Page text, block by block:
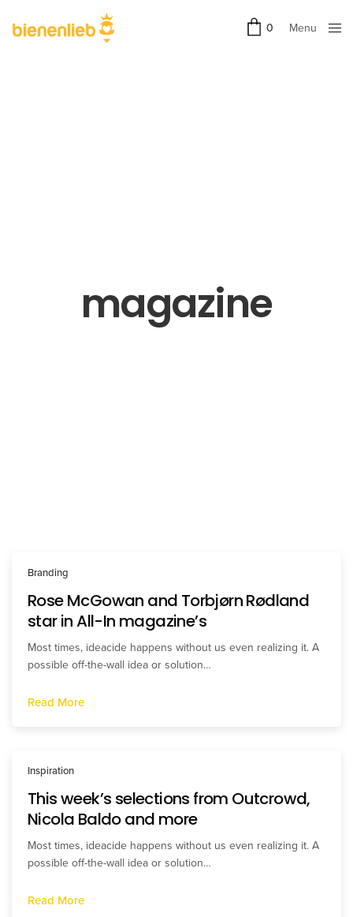
0
Menu
magazine
Branding
Rose McGowan and Torbjørn Rødland
star in All-In magazine’s
Most times, ideacide happens without us even realizing it. A
possible off-the-wall idea or solution…
Read More
Inspiration
This week’s selections from Outcrowd,
Nicola Baldo and more
Most times, ideacide happens without us even realizing it. A
possible off-the-wall idea or solution…
Read More